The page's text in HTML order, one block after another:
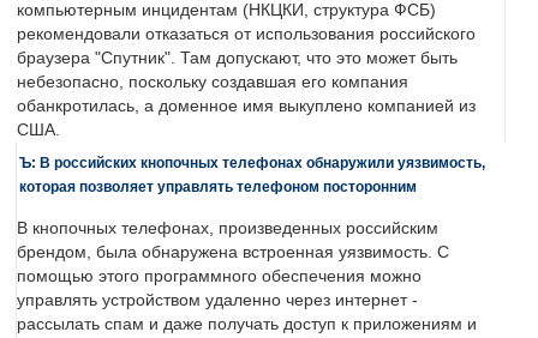
компьютерным инцидентам (НКЦКИ, структура ФСБ)
рекомендовали отказаться от использования российского
браузера "Спутник". Там допускают, что это может быть
небезопасно, поскольку создавшая его компания
обанкротилась, а доменное имя выкуплено компанией из
США.
Ъ: В российских кнопочных телефонах обнаружили уязвимость,
которая позволяет управлять телефоном посторонним
В кнопочных телефонах, произведенных российским
брендом, была обнаружена встроенная уязвимость. С
помощью этого программного обеспечения можно
управлять устройством удаленно через интернет -
рассылать спам и даже получать доступ к приложениям и